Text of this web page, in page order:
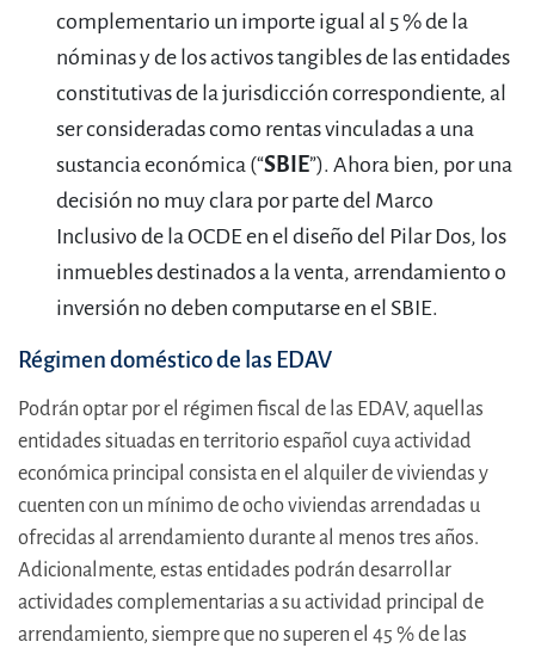
complementario un importe igual al 5 % de la
nóminas y de los activos tangibles de las entidades
constitutivas de la jurisdicción correspondiente, al
ser consideradas como rentas vinculadas a una
sustancia económica (“SBIE”). Ahora bien, por una
decisión no muy clara por parte del Marco
Inclusivo de la OCDE en el diseño del Pilar Dos, los
inmuebles destinados a la venta, arrendamiento o
inversión no deben computarse en el SBIE.
Régimen doméstico de las EDAV
Podrán optar por el régimen fiscal de las EDAV, aquellas
entidades situadas en territorio español cuya actividad
económica principal consista en el alquiler de viviendas y
cuenten con un mínimo de ocho viviendas arrendadas u
ofrecidas al arrendamiento durante al menos tres años.
Adicionalmente, estas entidades podrán desarrollar
actividades complementarias a su actividad principal de
arrendamiento, siempre que no superen el 45 % de las